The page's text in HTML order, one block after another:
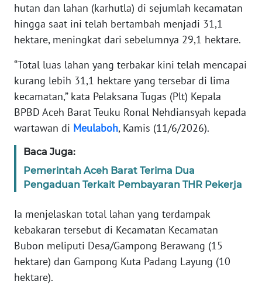
hutan dan lahan (karhutla) di sejumlah kecamatan
hingga saat ini telah bertambah menjadi 31,1
hektare, meningkat dari sebelumnya 29,1 hektare.
“Total luas lahan yang terbakar kini telah mencapai
kurang lebih 31,1 hektare yang tersebar di lima
kecamatan,” kata Pelaksana Tugas (Plt) Kepala
BPBD Aceh Barat Teuku Ronal Nehdiansyah kepada
wartawan di Meulaboh, Kamis (11/6/2026).
Baca Juga:
Pemerintah Aceh Barat Terima Dua
Pengaduan Terkait Pembayaran THR Pekerja
Ia menjelaskan total lahan yang terdampak
kebakaran tersebut di Kecamatan Kecamatan
Bubon meliputi Desa/Gampong Berawang (15
hektare) dan Gampong Kuta Padang Layung (10
hektare).
SIBER
REDAKSI
KARIR
DISCLAIMER
Wahana
Regional
WN
WN
JABAR